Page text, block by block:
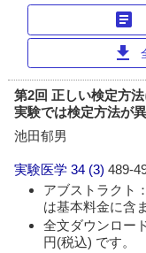
article
download
第2回 正しい検定方
実験では検定方法が
池田郁男
実験医学 34 (3)489-
アブストラクト
は基本料金に含
全文ダウンロー
円(税込) です。